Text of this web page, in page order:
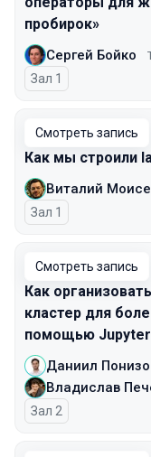
пробирок»
Сергей Бойко
Зал 1
Смотреть запись
Как мы строили
Виталий
Зал 1
Смотреть запись
Как
кластер для
помощью
Даниил
Владислав
Зал 2